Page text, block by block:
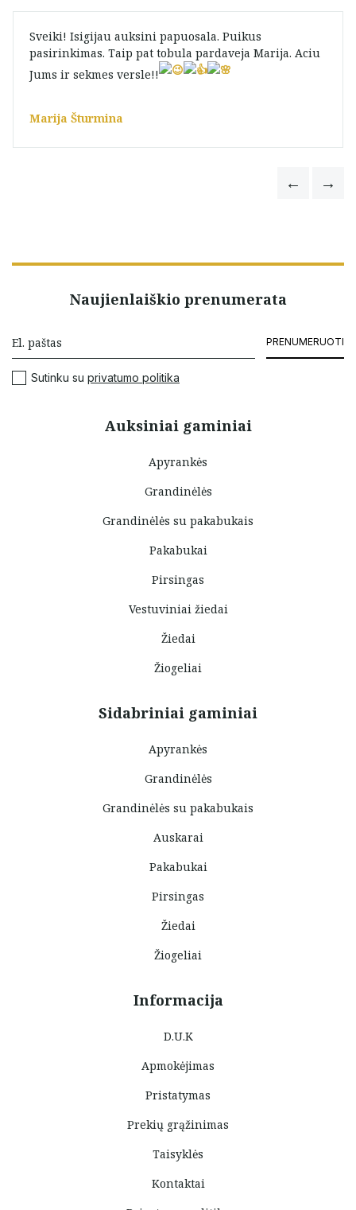
Sveiki! Isigijau auksini papuosala. Puikus
pasirinkimas. Taip pat tobula pardaveja Marija. Aciu
Jums ir sekmes versle!!
Marija Šturmina
Auksiniai gaminiai
Apyrankės
Grandinėlės
Grandinėlės su pakabukais
Pakabukai
Pirsingas
Vestuviniai žiedai
Žiedai
Žiogeliai
Sidabriniai gaminiai
Apyrankės
Grandinėlės
Grandinėlės su pakabukais
Auskarai
Pakabukai
Pirsingas
Žiedai
Žiogeliai
Informacija
D.U.K
Apmokėjimas
Pristatymas
Prekių grąžinimas
Taisyklės
Kontaktai
Naujienlaiškio prenumerata
PRENUMERUOTI
Sutinku su privatumo politika